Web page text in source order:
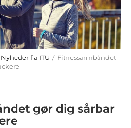
Nyheder fra ITU / Fitnessarmbåndet
gør dig sårbar